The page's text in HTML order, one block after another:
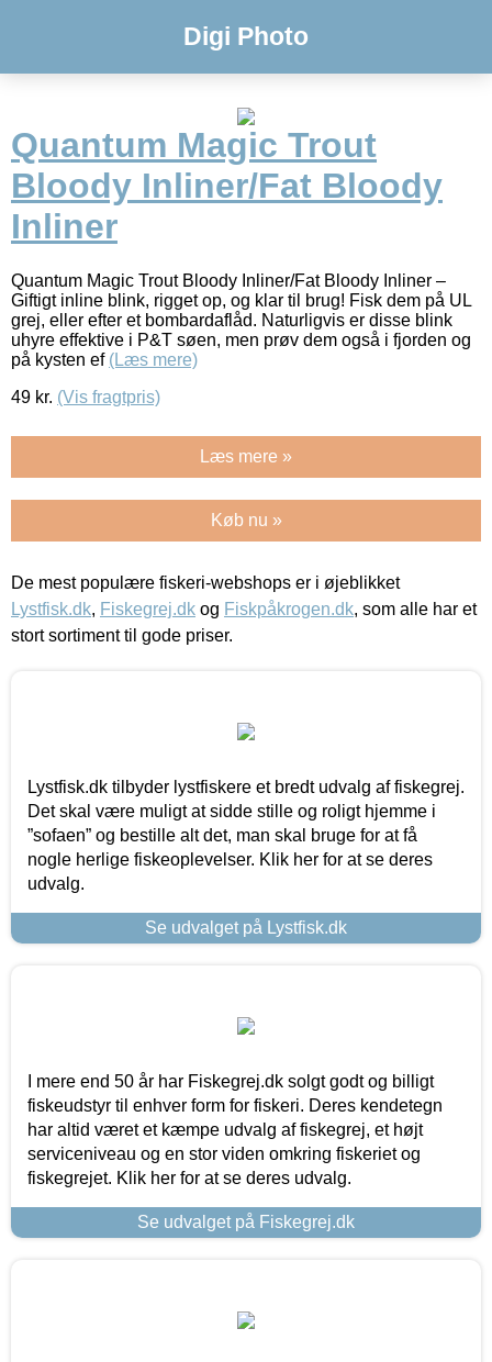
Digi Photo
Quantum Magic Trout
Bloody Inliner/Fat Bloody
Inliner
Quantum Magic Trout Bloody Inliner/Fat Bloody Inliner –
Giftigt inline blink, rigget op, og klar til brug! Fisk dem på UL
grej, eller efter et bombardaflåd. Naturligvis er disse blink
uhyre effektive i P&T søen, men prøv dem også i fjorden og
på kysten ef (Læs mere)
49 kr. (Vis fragtpris)
Læs mere »
Køb nu »
De mest populære fiskeri-webshops er i øjeblikket
Lystfisk.dk, Fiskegrej.dk og Fiskpåkrogen.dk, som alle har et
stort sortiment til gode priser.
Lystfisk.dk tilbyder lystfiskere et bredt udvalg af fiskegrej.
Det skal være muligt at sidde stille og roligt hjemme i
”sofaen” og bestille alt det, man skal bruge for at få
nogle herlige fiskeoplevelser. Klik her for at se deres
udvalg.
Se udvalget på Lystfisk.dk
I mere end 50 år har Fiskegrej.dk solgt godt og billigt
fiskeudstyr til enhver form for fiskeri. Deres kendetegn
har altid været et kæmpe udvalg af fiskegrej, et højt
serviceniveau og en stor viden omkring fiskeriet og
fiskegrejet. Klik her for at se deres udvalg.
Se udvalget på Fiskegrej.dk